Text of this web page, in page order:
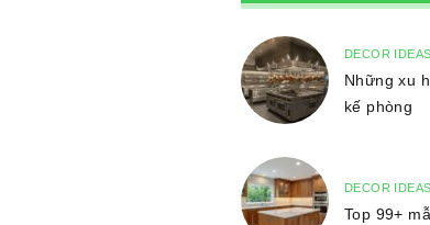
DECOR IDEAS
Những xu
kế phòng
DECOR IDEAS
Top 99+